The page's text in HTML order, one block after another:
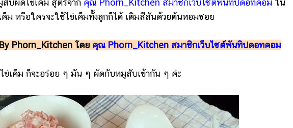
บผัดไข่เค็ม สูตรจาก คุณ Phorn_Kitchen สมาชิกเว็บไซต์พันทิปดอทคอม ใน
ม หรือใครจะใช้ไข่เค็มทั้งลูกก็ได้ เติมสีสันด้วยต้นหอมซอย
Phorn_Kitchen โดย คุณ Phorn_Kitchen สมาชิกเว็บไซต์พันทิปดอทคอม
ข่เค็ม ก็จะอร่อย ๆ มัน ๆ ผัดกับหมูสับเข้ากัน ๆ ค่ะ